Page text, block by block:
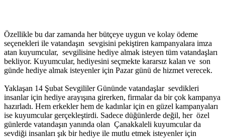
Özellikle bu dar zamanda her bütçeye uygun ve kolay ödeme
seçenekleri ile vatandaşın sevgisini pekiştiren kampanyalara imza
atan kuyumcular, sevgilisine hediye almak isteyen tüm vatandaşları
bekliyor. Kuyumcular, hediyesini seçmekte kararsız kalan ve son
günde hediye almak isteyenler için Pazar günü de hizmet verecek.
Yaklaşan 14 Şubat Sevgililer Gününde vatandaşlar sevdikleri
insanlar için hediye arayışına girerken, firmalar da bir çok kampanya
hazırladı. Hem erkekler hem de kadınlar için en güzel kampanyaları
ise kuyumcular gerçekleştirdi. Sadece düğünlerde değil, her özel
günlerde vatandaşın yanında olan Çanakkaleli kuyumcular da
sevdiği insanları şık bir hediye ile mutlu etmek isteyenler için